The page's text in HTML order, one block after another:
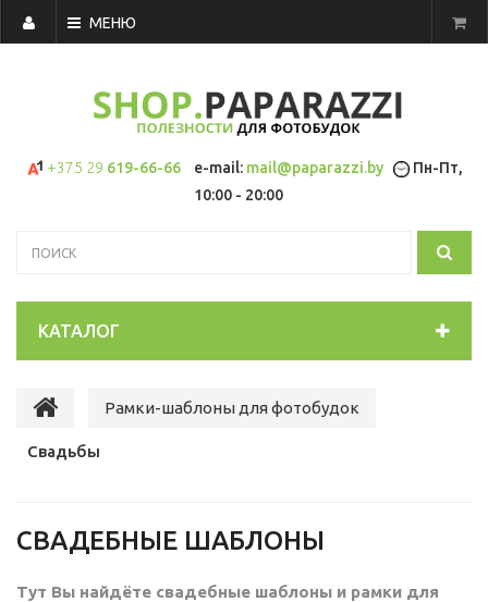
МЕНЮ
+375 29 619-66-66 e-mail: mail@paparazzi.by
Пн-Пт,
10:00 - 20:00
КАТАЛОГ
Рамки-шаблоны для фотобудок
Свадьбы
СВАДЕБНЫЕ ШАБЛОНЫ
Тут Вы найдёте свадебные шаблоны и рамки для